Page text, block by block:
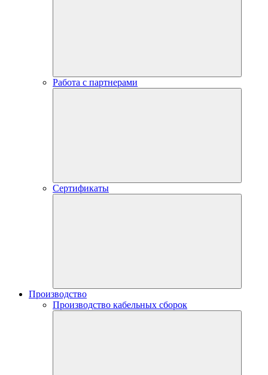
Работа с партнерами
Сертификаты
Производство
Производство кабельных сборок